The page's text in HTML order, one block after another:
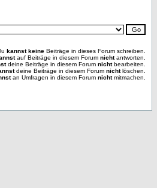
kannst keine Beiträge in dieses Forum schreiben.
auf Beiträge in diesem Forum nichtantworten.
deine Beiträge in diesem Forum nichtbearbeiten.
deine Beiträge in diesem Forum nichtlöschen.
an Umfragen in diesem Forum nichtmitmachen.